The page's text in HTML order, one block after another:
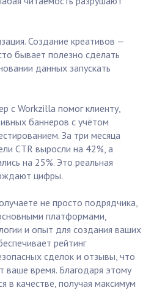
Создание креативов —
бывает полезно сделать
данных запускать
с Workzilla помог клиенту,
баннеров с учётом
За три месяца
CTR выросли на 42%, а
на 25%. Это реальная
цифры.
не просто подрядчика,
платформами,
и опыт для создания ваших
рейтинг
сделок и отзывы, что
ваше время. Благодаря этому
в качестве, получая максимум